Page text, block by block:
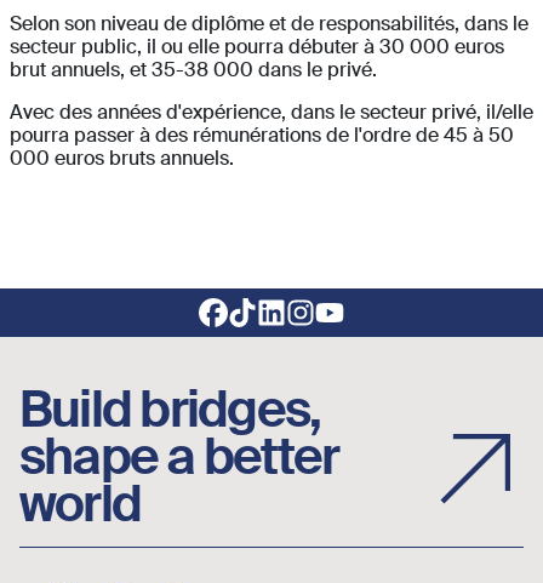
Selon son niveau de diplôme et de responsabilités, dans le
secteur public, il ou elle pourra débuter à 30 000 euros
brut annuels, et 35-38 000 dans le privé.
Avec des années d'expérience, dans le secteur privé, il/elle
pourra passer à des rémunérations de l'ordre de 45 à 50
000 euros bruts annuels.
Footer social links
Build bridges,
shape a better
world